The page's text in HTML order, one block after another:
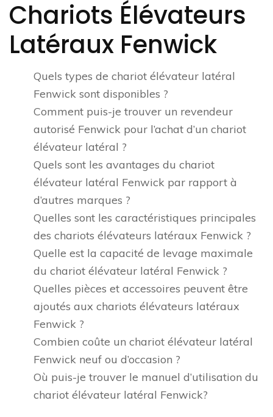
Chariots Élévateurs
Latéraux Fenwick
Quels types de chariot élévateur latéral
Fenwick sont disponibles ?
Comment puis-je trouver un revendeur
autorisé Fenwick pour l’achat d’un chariot
élévateur latéral ?
Quels sont les avantages du chariot
élévateur latéral Fenwick par rapport à
d’autres marques ?
Quelles sont les caractéristiques principales
des chariots élévateurs latéraux Fenwick ?
Quelle est la capacité de levage maximale
du chariot élévateur latéral Fenwick ?
Quelles pièces et accessoires peuvent être
ajoutés aux chariots élévateurs latéraux
Fenwick ?
Combien coûte un chariot élévateur latéral
Fenwick neuf ou d’occasion ?
Où puis-je trouver le manuel d’utilisation du
chariot élévateur latéral Fenwick?